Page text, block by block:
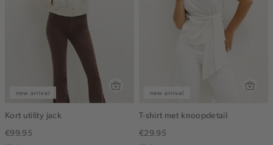
new arrival
Kort utility jack
€99.95
new arrival
T-shirt met knoopdetail
€29.95